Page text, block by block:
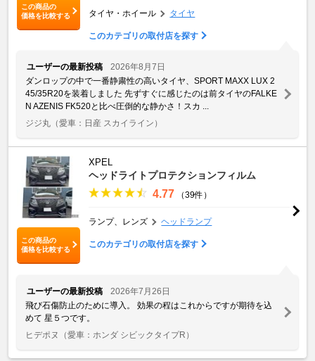
この商品の
価格を比較する
タイヤ・ホイール タイヤ
このカテゴリの取付店を探す
ユーザーの最新投稿
2026年8月7日
ダンロップの中で一番静粛性の高いタイヤ、SPORT MAXX LUX 2
45/35R20を装着しました 先ずすぐに感じたのは前タイヤのFALKE
N AZENIS FK520と比べ圧倒的な静かさ！スカ ...
ジジ丸 （愛車：日産 スカイライン）
この商品の
価格を比較する
XPEL
ヘッドライトプロテクションフィルム
4.77 （39件）
ランプ、レンズ ヘッドランプ
このカテゴリの取付店を探す
ユーザーの最新投稿
2026年7月26日
飛び石傷防止のために導入。 効果の程はこれからですが期待を込
めて 星５つです。
ヒデポヌ
（愛車：ホンダ シビックタイプR）